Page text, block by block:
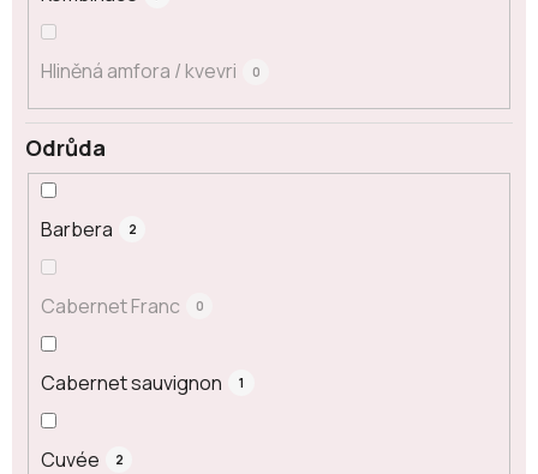
Odrůda
Barbera 2
Cabernet Franc 0
Cabernet sauvignon 1
Cuvée 2
Hliněná amfora / kvevri 0